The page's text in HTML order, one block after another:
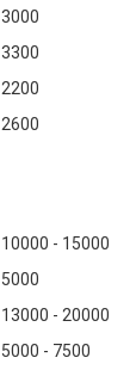
3000
3300
2200
2600
10000 - 15000
5000
13000 - 20000
5000 - 7500